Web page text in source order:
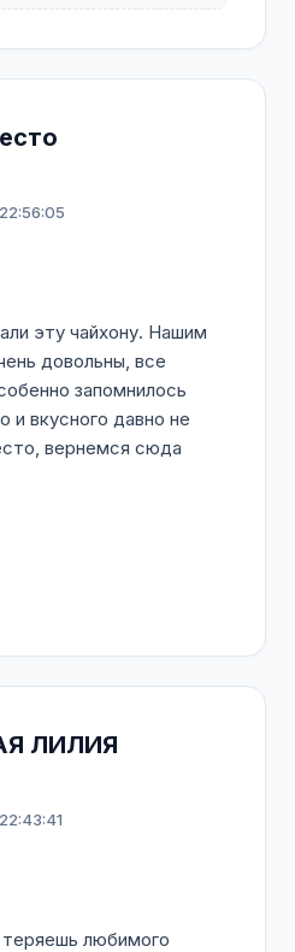
эту чайхону. Нашим
довольны, все
запомнилось
и вкусного давно не
вернемся сюда
ЛИЛИЯ
любимого